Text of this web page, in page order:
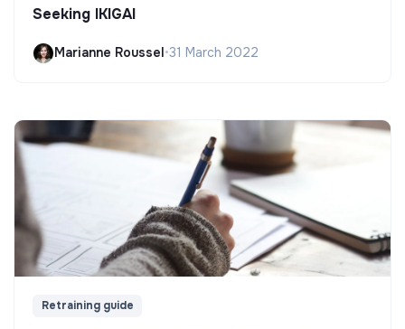
Seeking IKIGAI
Marianne Roussel •31 March 2022
Retraining guide